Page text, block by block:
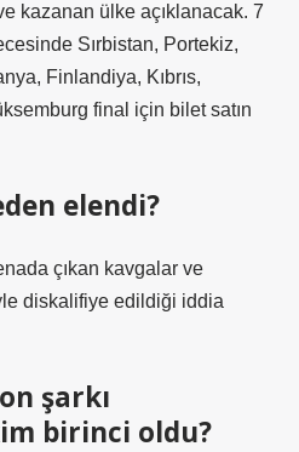
kazanan ülke açıklanacak. 7
Sırbistan, Portekiz,
Finlandiya, Kıbrıs,
final için bilet satın
elendi?
çıkan kavgalar ve
diskalifiye edildiği iddia
şarkı
birinci oldu?